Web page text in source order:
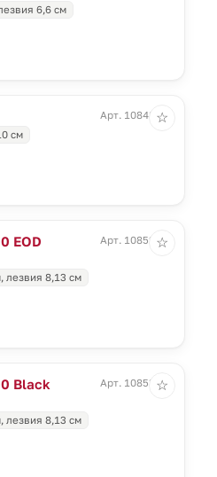
6,6 см
Арт. 10848.50
см
☆
EOD
Арт. 10852.30
лезвия 8,13 см
☆
Black
Арт. 10853.30
лезвия 8,13 см
☆